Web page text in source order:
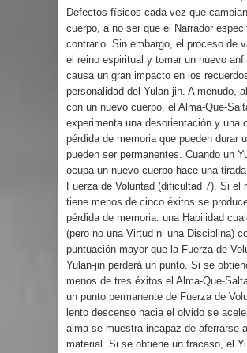
Defectos físicos cada vez que
cuerpo, a no ser que el Narrador
contrario. Sin embargo, el proceso de
el reino espiritual y tomar un nuevo
causa un gran impacto en los
personalidad del Yulan-jin. A menudo,
con un nuevo cuerpo, el Alma-Que-
experimenta una desorientación y una
pérdida de memoria que pueden durar
pueden ser permanentes. Cuando un
ocupa un nuevo cuerpo hace una
Fuerza de Voluntad (dificultad 7). Si el
tiene menos de cinco éxitos se
pérdida de memoria: una Habilidad
(pero no una Virtud ni una Disciplina)
puntuación mayor que la Fuerza de
Yulan-jin perderá un punto. Si se
menos de tres éxitos el Alma-Que-
un punto permanente de Fuerza de
lento descenso hacia el olvido se
alma se muestra incapaz de aferrarse
material. Si se obtiene un fracaso, el